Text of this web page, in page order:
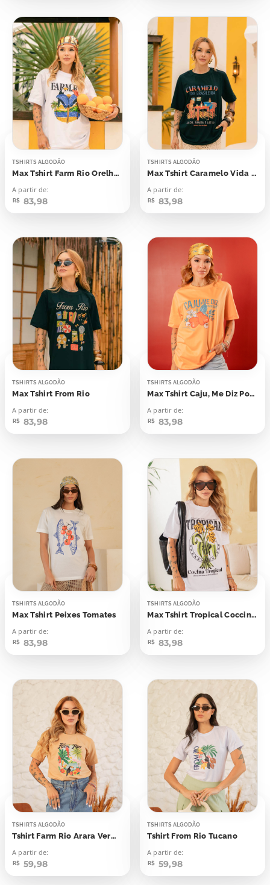
TSHIRTS ALGODÃO
Max Tshirt Farm Rio Orelhões Tucano Arara
A partir de:
R$ 83,98
TSHIRTS ALGODÃO
Max Tshirt Caramelo Vida Brasileira
A partir de:
R$ 83,98
TSHIRTS ALGODÃO
Max Tshirt From Rio
A partir de:
R$ 83,98
TSHIRTS ALGODÃO
Max Tshirt Caju, Me Diz Porque
A partir de:
R$ 83,98
TSHIRTS ALGODÃO
Max Tshirt Peixes Tomates
A partir de:
R$ 83,98
TSHIRTS ALGODÃO
Max Tshirt Tropical Coccina Tropical
A partir de:
R$ 83,98
TSHIRTS ALGODÃO
Tshirt Farm Rio Arara Vermelha
A partir de:
R$ 59,98
TSHIRTS ALGODÃO
Tshirt From Rio Tucano
A partir de:
R$ 59,98